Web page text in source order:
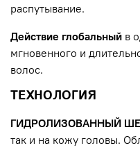
распутывание.
Действие глобальный в
мгновенного и
волос.
ТЕХНОЛОГИЯ
ГИДРОЛИЗОВАННЫЙ
так и на кожу головы.